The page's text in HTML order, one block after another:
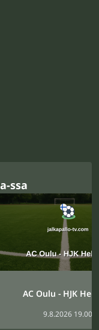
ssa
AC Oulu - HJK
9.8.2026 19.00